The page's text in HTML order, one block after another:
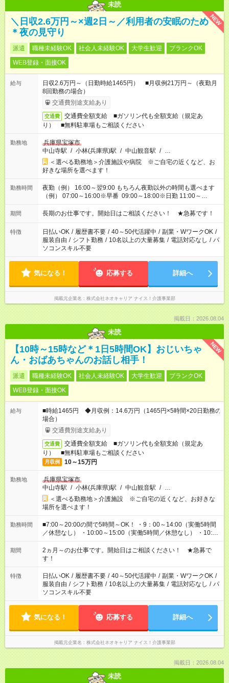
未読
NEW
＼日収2.6万円～×週2日～／利用者の安眠のため
＊夜の見守り
派遣 職種未経験OK 社会人未経験OK 大学生歓迎
ブランクOK
WEB登録・面接OK
給与
日収2.6万円～（日勤時給1465円） ■月収例21万円～（夜勤月
8回勤務の場合）
交通費別途支給あり
交通費
交通費全額支給 ■ガソリン代も全額支給（規定あ
り） ■無料駐車場もご相談ください
勤務地
兵庫県宝塚市
中山寺駅 / 小林(兵庫県)駅 / 中山観音駅 / …
＜選べる勤務地＞介護施設や病院 ※ご自宅の近くなど、お
好きな場所を選べます！
勤務時間
夜勤（例） 16:00～翌9:00 もちろん夜勤以外の時間も選べます
（例） 07:00～16:00※早番 09:00～18:00※日勤 11:00～
20:00※遅番 ※時間は、固定・選べる施設もあるので、ご希望が
あれば調整できます！ ※シフト制。勤務地により実働時間が異
ください。
期間 長期のお仕事です。開始日はご相談ください！ ★急募です！
特徴 日払いOK / 履歴書不要 / 40～50代活躍中 / 副業・WワークOK /
服装自由 / シフト勤務 / 10名以上の大量募集 / 電話対応なし / パ
ソコンスキル不要
気になる！ 応募する 詳細へ
掲載元企業名 株式会社ネオキャリア ナイス！介護事業部
掲載日：2026.08.04
未読
NEW
【10時～15時など＊1日5時間OK】おじいちゃ
ん・おばあちゃんのお話し相手！
派遣 職種未経験OK 社会人未経験OK 大学生歓迎
ブランクOK
WEB登録・面接OK
給与
■時給1465円 ◆月収例：14.6万円（1465円×5時間×20日勤務の
場合）
交通費別途支給あり
交通費
交通費全額支給 ■ガソリン代も全額支給（規定あ
り） ■無料駐車場もご相談ください
月収例 10～15万円
勤務地
兵庫県宝塚市
中山寺駅 / 小林(兵庫県)駅 / 中山観音駅 / …
＜選べる勤務地＞介護施設 ※ご自宅の近くなど、お好きな
場所を選べます！
勤務時間
■7:00～20:00の間で5時間～OK！ ・9：00～14:00（実働5時間
／休憩なし） ・10:00～15:00（実働5時間／休憩なし） ・10:00
～16:00（実働5時間／休憩1時間） ・7：00～12:00（実働5時間
／休憩なし） ・12:00～17:00（実働5時間／休憩1時間） など ※
シフト制／上記は一例です。 ご希望をお聞かせください。
期間
2ヵ月～のお仕事です。開始日はご相談ください！ ★急募で
す！
特徴 日払いOK / 履歴書不要 / 40～50代活躍中 / 副業・WワークOK /
服装自由 / シフト勤務 / 10名以上の大量募集 / 電話対応なし / パ
ソコンスキル不要
気になる！ 応募する 詳細へ
掲載元企業名 株式会社ネオキャリア ナイス！介護事業部
掲載日：2026.08.04
未読